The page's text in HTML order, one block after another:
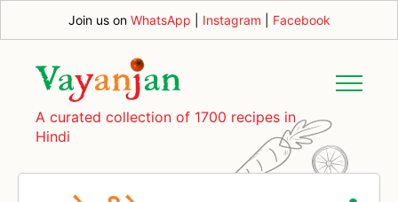
Join us on WhatsApp Instagram Facebook
A curated collection of 1700 recipes in
Hindi